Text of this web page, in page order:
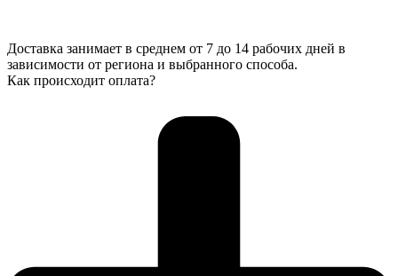
Доставка занимает в среднем от 7 до 14 рабочих дней в
зависимости от региона и выбранного способа.
Как происходит оплата?